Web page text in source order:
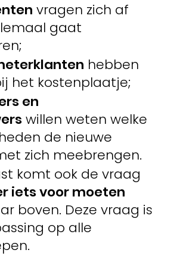
vragen zich af
gaat
hebben
het kostenplaatje;
en
willen weten welke
de nieuwe
zich meebrengen.
komt ook de vraag
iets voor moeten
boven. Deze vraag is
op alle